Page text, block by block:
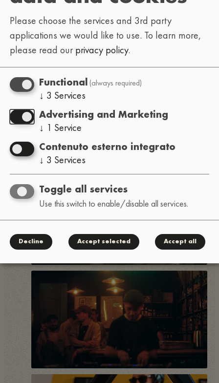
Please choose the services and 3rd party
applications we would like to use. To learn more,
please read our privacy policy.
Functional (always required)
↓ 3 Services
Advertising and Marketing
↓ 1 Service
Contenuto esterno integrato
↓ 3 Services
Toggle all services
Use this switch to enable/disable all services.
Decline Accept selected Accept all